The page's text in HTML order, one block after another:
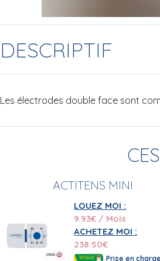
DESCRIPTIF
Les électrodes double face sont
ACTITENS MINI
LOUEZ MOI :
9.93€ / Mois
ACHETEZ MOI :
238.50€
Prise en